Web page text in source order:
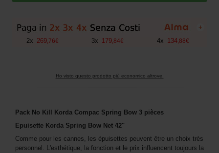
+
2x 269, 76€ 3x 179,84€ 4x 134,88€
Ho visto questo prodotto più economico altrove.
Pack No Kill Korda Compac Spring Bow 3 pièces
Epuisette Korda Spring Bow Net 42"
Comme pour les cannes, les épuisettes peuvent être un choix très
personnel. L'esthétique, la fonction et le prix influencent toujours la